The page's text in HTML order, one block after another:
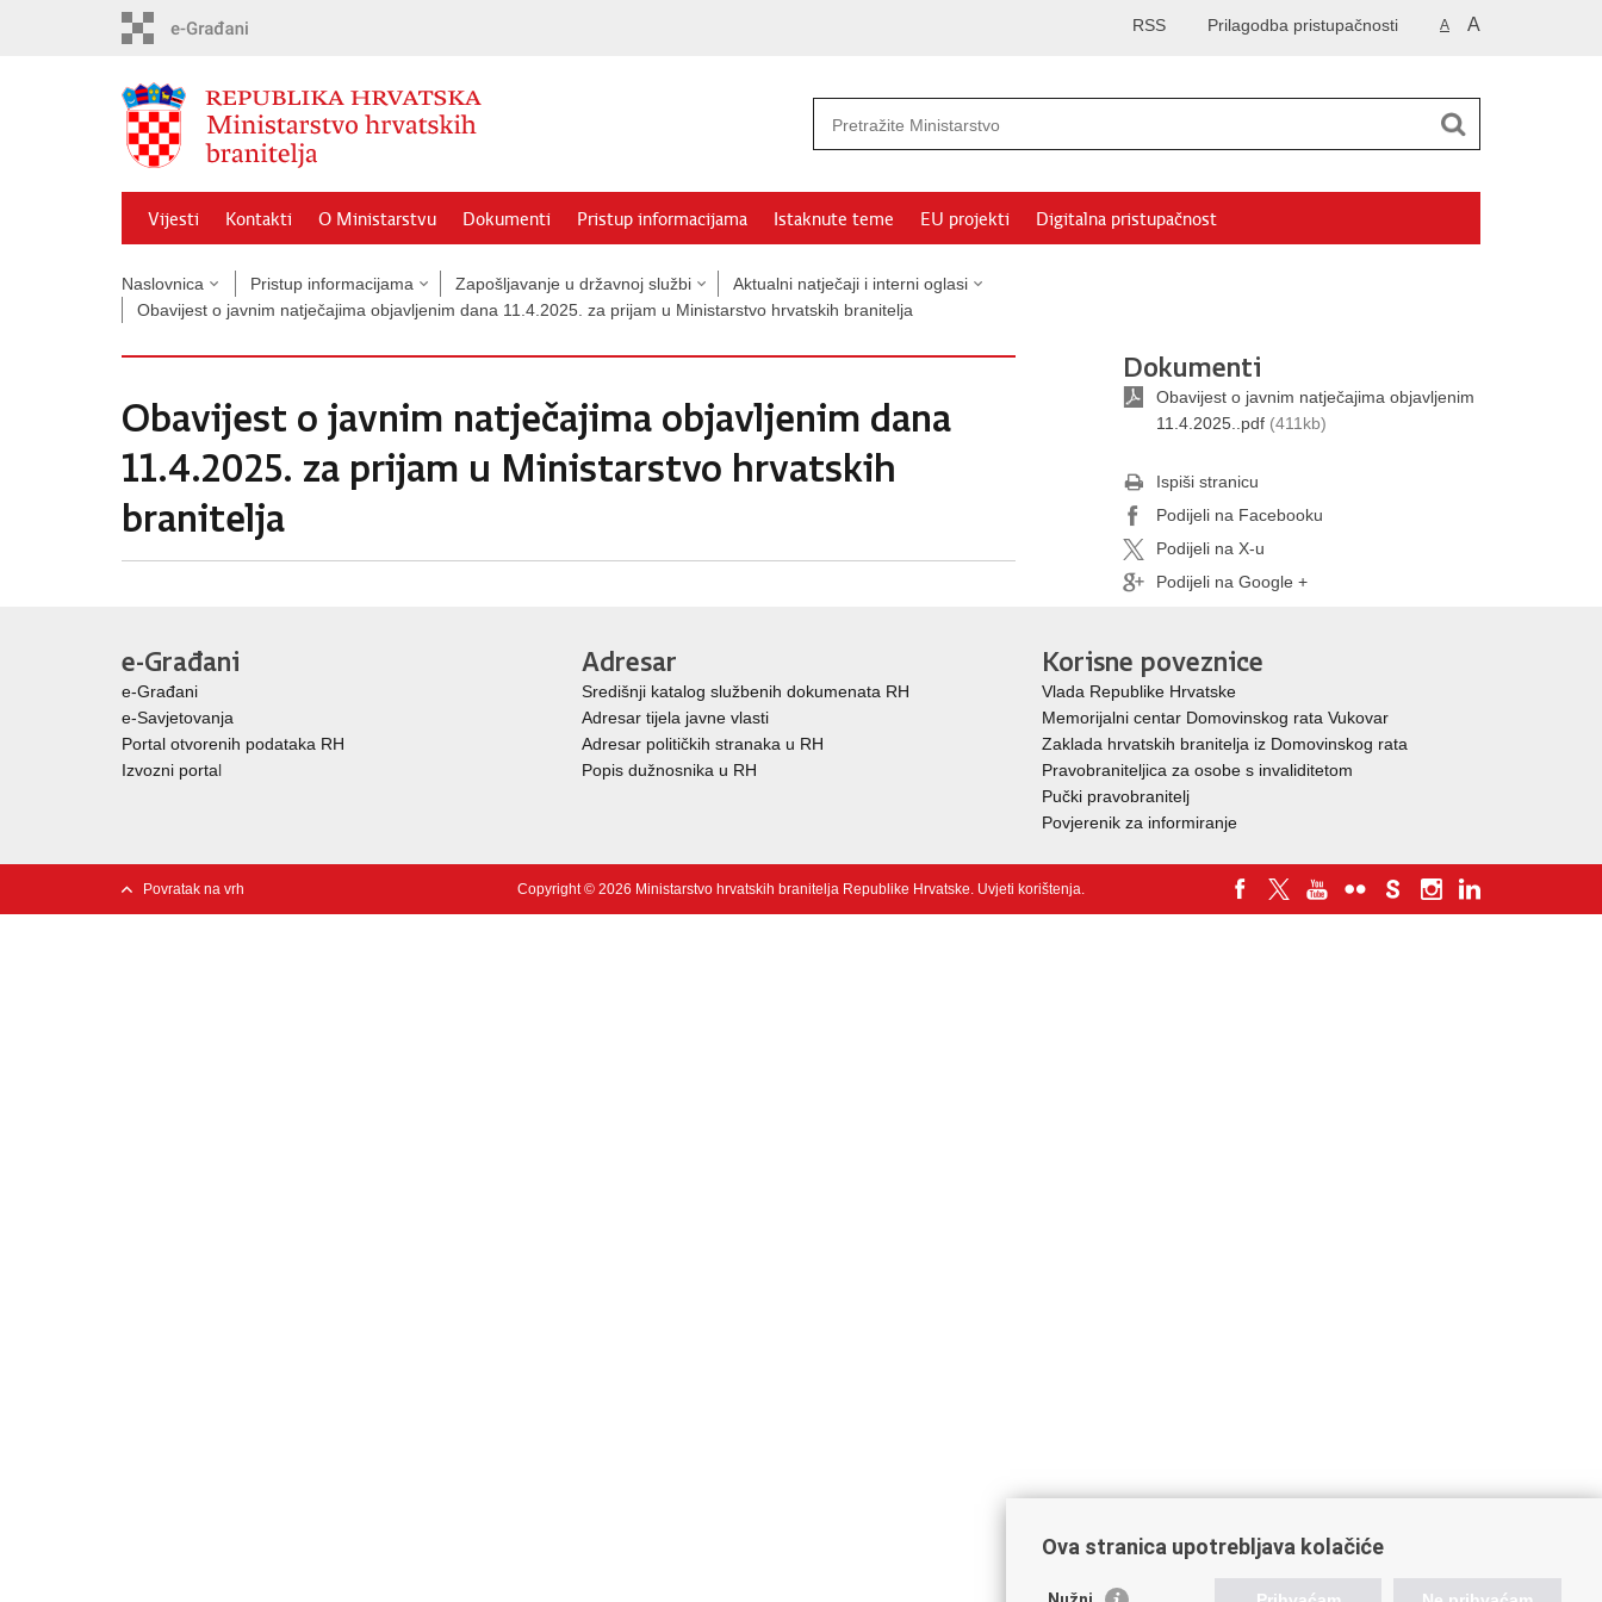
A A
Prilagodba pristupačnosti
RSS
Vijesti Kontakti O Ministarstvu Dokumenti Pristup informacijama Istaknute teme EU projekti Digitalna pristupačnost
Naslovnica Pristup informacijama Zapošljavanje u državnoj službi
Aktualni natječaji i interni oglasi
Obavijest o javnim natječajima objavljenim dana 11.4.2025. za prijam u Ministarstvo hrvatskih branitelja
Obavijest o javnim natječajima objavljenim dana
11.4.2025. za prijam u Ministarstvo hrvatskih
branitelja
Dokumenti
Obavijest o javnim natječajima objavljenim
11.4.2025..pdf (411kb)
Ispiši stranicu
Podijeli na Facebooku
Podijeli na X-u
Podijeli na Google +
e-Građani
e-Građani
e-Savjetovanja
Portal otvorenih podataka RH
Izvozni portal
Adresar
Središnji katalog službenih dokumenata RH
Adresar tijela javne vlasti
Adresar političkih stranaka u RH
Popis dužnosnika u RH
Korisne poveznice
Vlada Republike Hrvatske
Memorijalni centar Domovinskog rata Vukovar
Zaklada hrvatskih branitelja iz Domovinskog rata
Pravobraniteljica za osobe s invaliditetom
Pučki pravobranitelj
Povjerenik za informiranje
Povratak na vrh Copyright © 2026 Ministarstvo hrvatskih branitelja Republike Hrvatske. Uvjeti korištenja.
Ova stranica upotrebljava kolačiće